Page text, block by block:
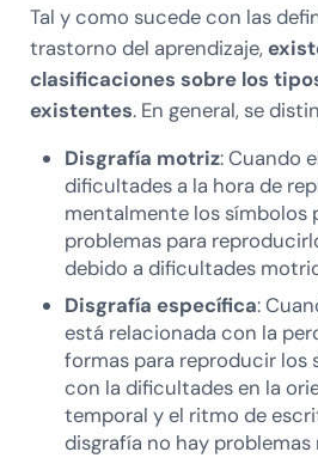
Tal y como sucede con las
trastorno del aprendizaje,
clasificaciones sobre los
existentes. En general, se
Disgrafía motriz: Cuando
dificultades a la hora de
mentalmente los símbolos
problemas para
debido a dificultades
Disgrafía específica:
está relacionada con la
formas para reproducir los
con la dificultades en la
temporal y el ritmo de
disgrafía no hay problemas